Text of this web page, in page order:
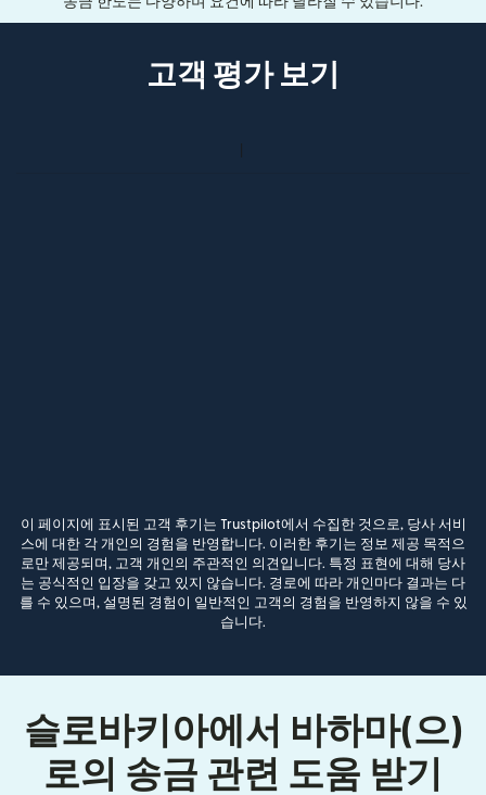
고객 평가 보기
이 페이지에 표시된 고객 후기는 Trustpilot에서 수집한 것으로, 당사 서비
스에 대한 각 개인의 경험을 반영합니다. 이러한 후기는 정보 제공 목적으
로만 제공되며, 고객 개인의 주관적인 의견입니다. 특정 표현에 대해 당사
는 공식적인 입장을 갖고 있지 않습니다. 경로에 따라 개인마다 결과는 다
를 수 있으며, 설명된 경험이 일반적인 고객의 경험을 반영하지 않을 수 있
습니다.
슬로바키아에서 바하마(으)
로의 송금 관련 도움 받기